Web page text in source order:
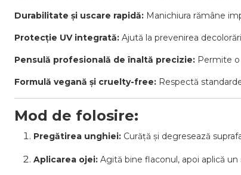
Durabilitate și uscare rapidă: Manichiura rămâne
Protecție UV integrată: Ajută la prevenirea
Pensulă profesională de înaltă precizie: Permite
Formulă vegană și cruelty-free: Respectă
Mod de folosire:
Pregătirea unghiei: Curăță și degresează
Aplicarea ojei: Agită bine flaconul, apoi aplică